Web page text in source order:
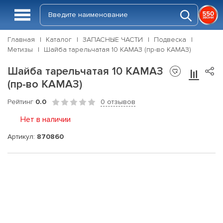
Главная Каталог ЗАПАСНЫЕ ЧАСТИ
Подвеска
Метизы
Шайба тарельчатая 10 КАМАЗ (пр-во КАМАЗ)
Шайба тарельчатая 10 КАМАЗ
(пр-во КАМАЗ)
Рейтинг 0.0 0 отзывов
Нет в наличии
Артикул: 870860